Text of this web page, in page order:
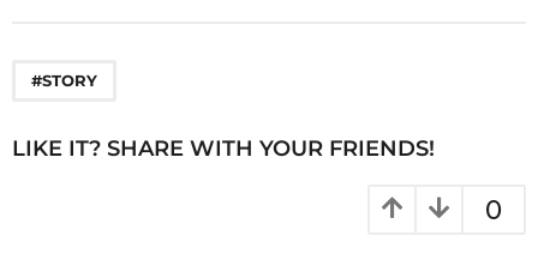
#STORY
LIKE IT? SHARE WITH YOUR FRIENDS!
0